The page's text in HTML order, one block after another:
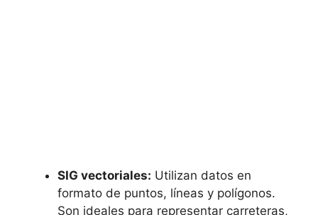
SIG vectoriales: Utilizan datos en
formato de puntos, líneas y polígonos.
Son ideales para representar carreteras,